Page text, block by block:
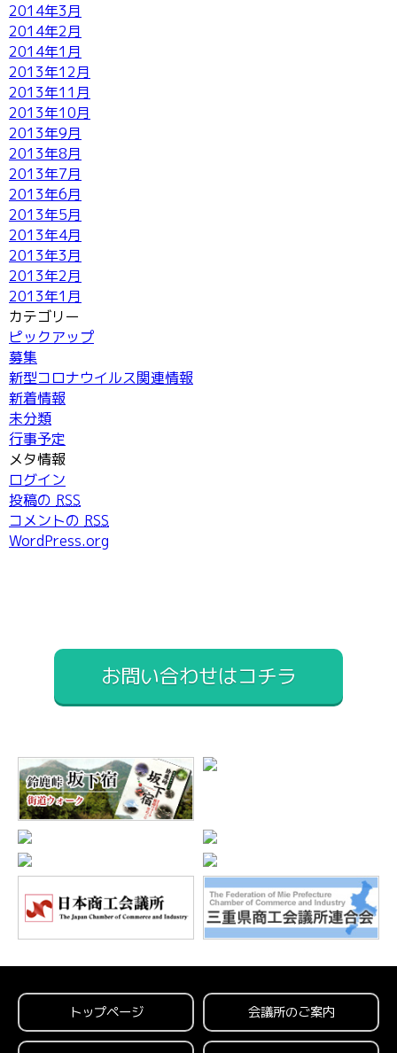
2014年3月
2014年2月
2014年1月
2013年12月
2013年11月
2013年10月
2013年9月
2013年8月
2013年7月
2013年6月
2013年5月
2013年4月
2013年3月
2013年2月
2013年1月
カテゴリー
ピックアップ
募集
新型コロナウイルス関連情報
新着情報
未分類
行事予定
メタ情報
ログイン
投稿の RSS
コメントの RSS
WordPress.org
お問い合わせはコチラ
トップページ 会議所のご案内